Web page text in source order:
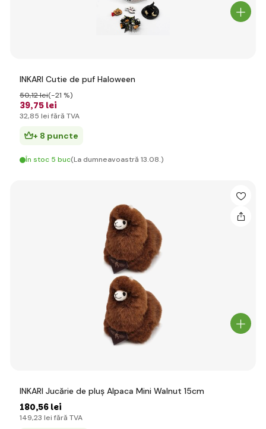
INKARI Cutie de puf Haloween
39,75 lei
50,12 lei(-21 %)
32,85 lei fără TVA
+ 8 puncte
În stoc 5 buc(La dumneavoastră 13.08.)
INKARI Jucărie de pluș Alpaca Mini Walnut 15cm
180,56 lei
149,23 lei fără TVA